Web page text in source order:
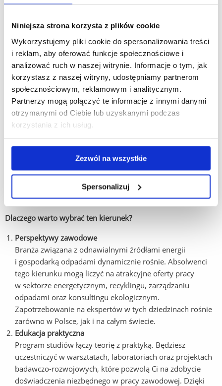
Niniejsza strona korzysta z plików cookie
Wykorzystujemy pliki cookie do spersonalizowania treści
i reklam, aby oferować funkcje społecznościowe i
analizować ruch w naszej witrynie. Informacje o tym, jak
korzystasz z naszej witryny, udostępniamy partnerom
społecznościowym, reklamowym i analitycznym.
Partnerzy mogą połączyć te informacje z innymi danymi
otrzymanymi od Ciebie lub uzyskanymi podczas
korzystania z ich usług.
Zezwól na wszystkie
Spersonalizuj
Zapisz się i twórz energetykę jutra!
Studia II stopnia:
Rozpocznij swoją karierę w przyszłości!
Jeśli chcesz być częścią rewolucji energetycznej i działać na
rzecz ochrony naszej planety, studia na kierunkuOdnawialne
źródła energii i gospodarka odpadami
ekologii z nowoczesnymi rozwiązaniami technologicznymi.
Dzięki tym studiom zdobędziesz wiedzę i umiejętności
niezbędne do projektowania i wdrażania efektywnych
systemów energetycznych opartych na odnawialnych
źródłach energii oraz skutecznej gospodarki odpadami.
Dlaczego warto wybrać ten kierunek?
Perspektywy zawodowe
Branża związana z odnawialnymi źródłami energii
i gospodarką odpadami dynamicznie rośnie. Absolwenci
tego kierunku mogą liczyć na atrakcyjne oferty pracy
w sektorze energetycznym, recyklingu, zarządzaniu
odpadami oraz konsultingu ekologicznym.
Zapotrzebowanie na ekspertów w tych dziedzinach rośnie
zarówno w Polsce, jak i na całym świecie.
Edukacja praktyczna
Program studiów łączy teorię z praktyką. Będziesz
uczestniczyć w warsztatach, laboratoriach oraz projektach
badawczo-rozwojowych, które pozwolą Ci na zdobycie
doświadczenia niezbędnego w pracy zawodowej. Dzięki